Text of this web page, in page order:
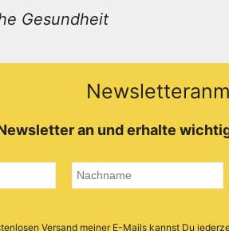
Gesundheit
an und erhalte
Versand meiner E-Mails kannst Du